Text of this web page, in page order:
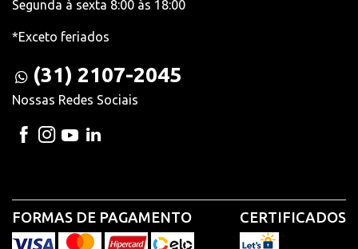
Segunda à sexta 8:00 às 18:00
*Exceto feriados
(31) 2107-2045
Nossas Redes Sociais
FORMAS DE PAGAMENTO CERTIFICADOS